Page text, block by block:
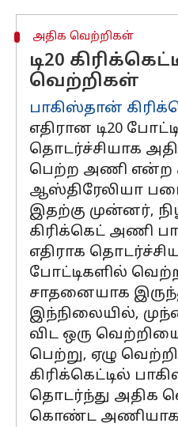
அதிக வெற்றிகள்
டி20
வெற்றிகள்
பாகிஸ்தான்
எதிரான டி20
தொடர்ச்சியாக
பெற்ற அணி
ஆஸ்திரேலியா
இதற்கு முன்னர்,
கிரிக்கெட் அணி
எதிராக
போட்டிகளில்
சாதனையாக
இந்நிலையில்,
விட ஒரு
பெற்று, ஏழு
கிரிக்கெட்டில்
தொடர்ந்து அதிக
கொண்ட அணியாக